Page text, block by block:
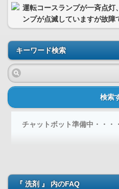
運転コースランプが一斉点灯
ンプが点滅していますが故障
キーワード検索
検索
チャットボット準備中・・・・
『 洗剤 』 内のFAQ